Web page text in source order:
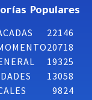
Populares
22146
20718
19325
13058
9824